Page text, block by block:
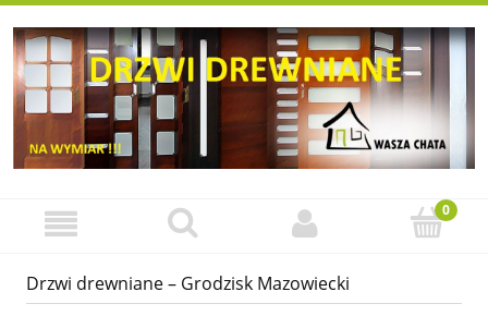
Drzwi drewniane – Grodzisk Mazowiecki